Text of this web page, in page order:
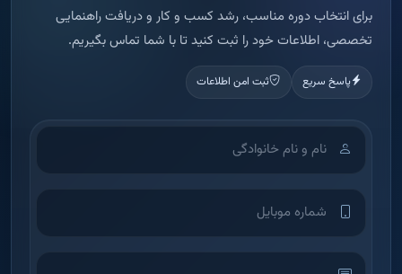
برای انتخاب دوره مناسب، رشد کسب و کار و دریافت راهنمایی
تخصصی، اطلاعات خود را ثبت کنید تا با شما تماس بگیریم.
پاسخ سریع ثبت امن اطلاعات